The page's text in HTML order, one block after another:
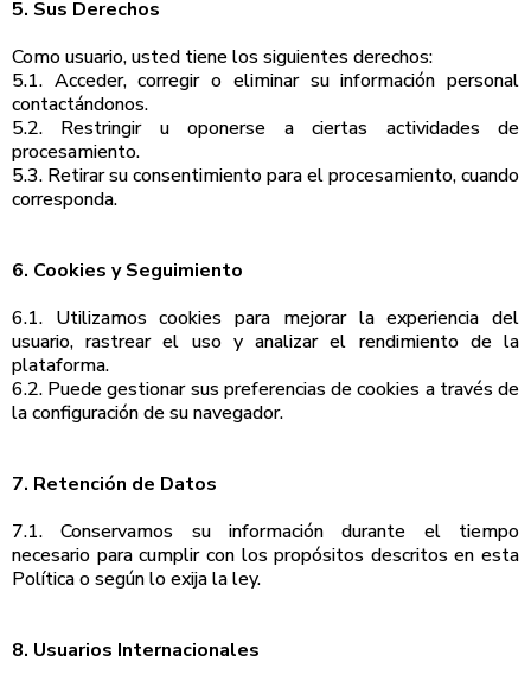
5. Sus Derechos
Como usuario, usted tiene los siguientes derechos:
5.1. Acceder, corregir o eliminar su información personal
contactándonos.
5.2. Restringir u oponerse a ciertas actividades de
procesamiento.
5.3. Retirar su consentimiento para el procesamiento, cuando
corresponda.
6. Cookies y Seguimiento
6.1. Utilizamos cookies para mejorar la experiencia del
usuario, rastrear el uso y analizar el rendimiento de la
plataforma.
6.2. Puede gestionar sus preferencias de cookies a través de
la configuración de su navegador.
7. Retención de Datos
7.1. Conservamos su información durante el tiempo
necesario para cumplir con los propósitos descritos en esta
Política o según lo exija la ley.
8. Usuarios Internacionales